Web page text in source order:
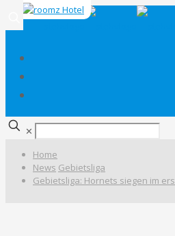
✕
Home
News Gebietsliga
Gebietsliga: Hornets siegen im